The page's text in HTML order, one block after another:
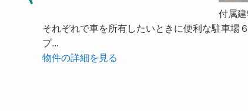
付属
それぞれで車を所有したいときに便利な駐車場
プ...
物件の詳細を見る